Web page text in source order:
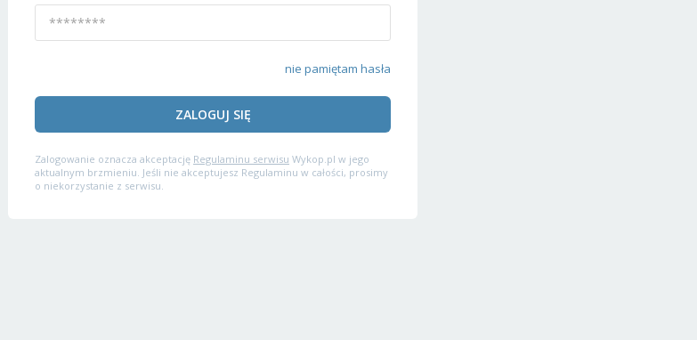
nie pamiętam hasła
ZALOGUJ SIĘ
Zalogowanie oznacza akceptację Regulaminu serwisu Wykop.pl w jego
aktualnym brzmieniu. Jeśli nie akceptujesz Regulaminu w całości, prosimy
o niekorzystanie z serwisu.